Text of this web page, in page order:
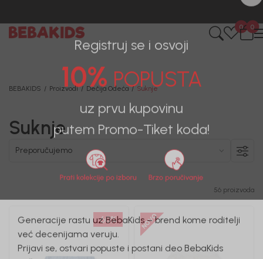
0
0
BEBAKIDS Proizvodi Dečija Odeća Suknje
Suknje
56 proizvoda
60%
Registruj se i osvoji
10%POPUSTA
uz prvu kupovinu
putem Promo-Tiket koda!
Generacije rastu uz BebaKids – brend kome roditelji
već decenijama veruju.